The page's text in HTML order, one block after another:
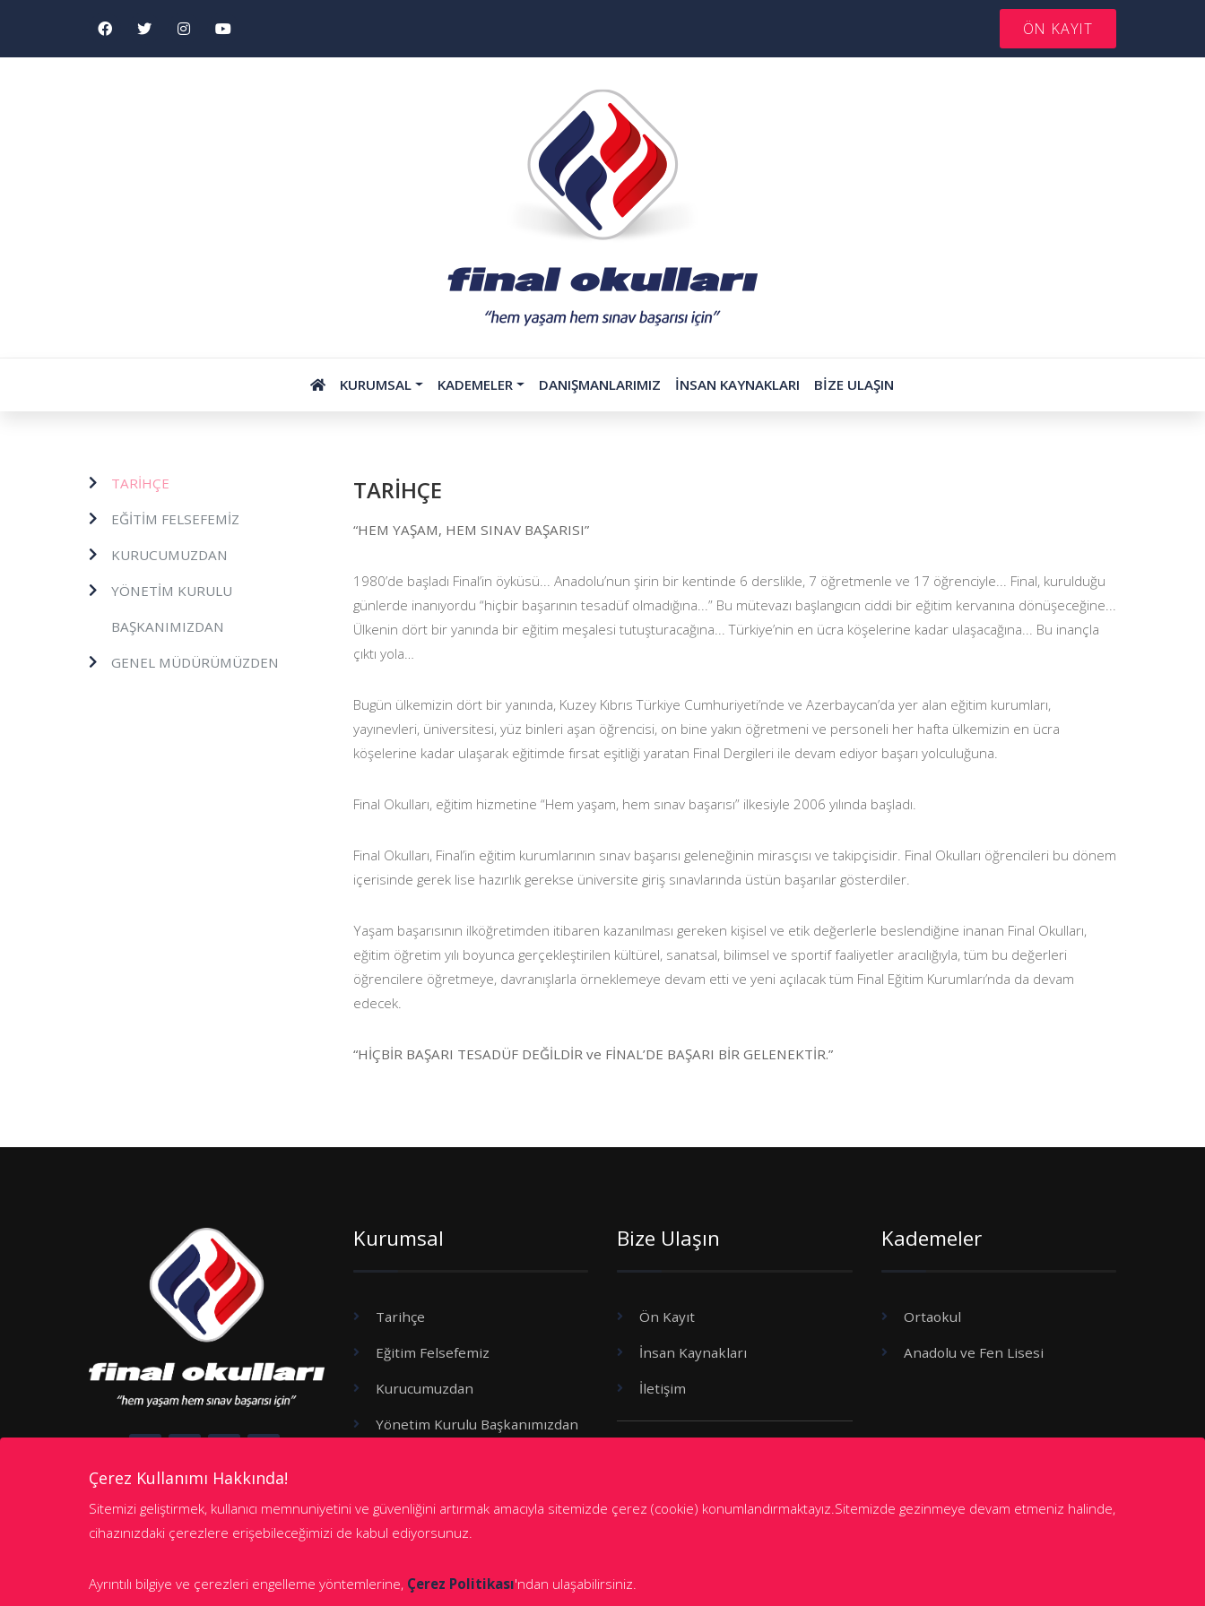
Çerez Kullanımı Hakkında!
Sitemizi geliştirmek, kullanıcı memnuniyetini ve güvenliğini artırmak amacıyla sitemizde çerez (cookie) konumlandırmaktayız.Sitemizde gezinmeye devam etmeniz halinde,
cihazınızdaki çerezlere erişebileceğimizi de kabul ediyorsunuz.
Ayrıntılı bilgiye ve çerezleri engelleme yöntemlerine, Çerez Politikası'ndan ulaşabilirsiniz.
ÖN KAYIT
KURUMSAL KADEMELER DANIŞMANLARIMIZ İNSAN KAYNAKLARI BİZE ULAŞIN
TARİHÇE
EĞİTİM FELSEFEMİZ
KURUCUMUZDAN
YÖNETİM KURULU
BAŞKANIMIZDAN
GENEL MÜDÜRÜMÜZDEN
TARİHÇE
“HEM YAŞAM, HEM SINAV BAŞARISI”
1980’de başladı Final’in öyküsü... Anadolu’nun şirin bir kentinde 6 derslikle, 7 öğretmenle ve 17 öğrenciyle... Final, kurulduğu
günlerde inanıyordu “hiçbir başarının tesadüf olmadığına...” Bu mütevazı başlangıcın ciddi bir eğitim kervanına dönüşeceğine...
Ülkenin dört bir yanında bir eğitim meşalesi tutuşturacağına... Türkiye’nin en ücra köşelerine kadar ulaşacağına... Bu inançla
çıktı yola…
Bugün ülkemizin dört bir yanında, Kuzey Kıbrıs Türkiye Cumhuriyeti’nde ve Azerbaycan’da yer alan eğitim kurumları,
yayınevleri, üniversitesi, yüz binleri aşan öğrencisi, on bine yakın öğretmeni ve personeli her hafta ülkemizin en ücra
köşelerine kadar ulaşarak eğitimde fırsat eşitliği yaratan Final Dergileri ile devam ediyor başarı yolculuğuna.
Final Okulları, eğitim hizmetine “Hem yaşam, hem sınav başarısı” ilkesiyle 2006 yılında başladı.
Final Okulları, Final’in eğitim kurumlarının sınav başarısı geleneğinin mirasçısı ve takipçisidir. Final Okulları öğrencileri bu dönem
içerisinde gerek lise hazırlık gerekse üniversite giriş sınavlarında üstün başarılar gösterdiler.
Yaşam başarısının ilköğretimden itibaren kazanılması gereken kişisel ve etik değerlerle beslendiğine inanan Final Okulları,
eğitim öğretim yılı boyunca gerçekleştirilen kültürel, sanatsal, bilimsel ve sportif faaliyetler aracılığıyla, tüm bu değerleri
öğrencilere öğretmeye, davranışlarla örneklemeye devam etti ve yeni açılacak tüm Final Eğitim Kurumları’nda da devam
edecek.
“HİÇBİR BAŞARI TESADÜF DEĞİLDİR ve FİNAL’DE BAŞARI BİR GELENEKTİR.”
Kurumsal
Tarihçe
Eğitim Felsefemiz
Kurucumuzdan
Yönetim Kurulu Başkanımızdan
KVK Politakası
Bize Ulaşın
Ön Kayıt
İnsan Kaynakları
İletişim
Kademeler
Ortaokul
Anadolu ve Fen Lisesi